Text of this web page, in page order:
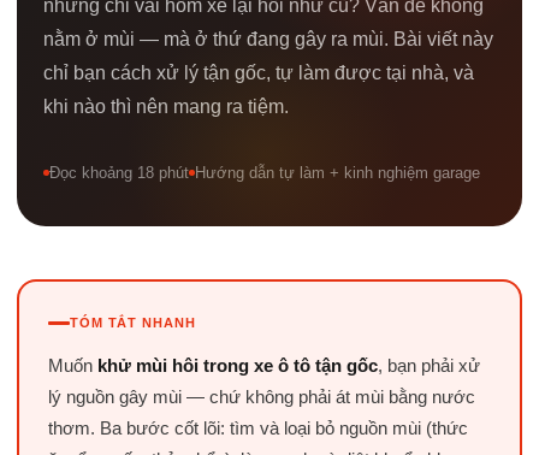
nhưng chỉ vài hôm xe lại hôi như cũ? Vấn đề không
nằm ở mùi — mà ở thứ đang gây ra mùi. Bài viết này
chỉ bạn cách xử lý tận gốc, tự làm được tại nhà, và
khi nào thì nên mang ra tiệm.
Đọc khoảng 18 phút Hướng dẫn tự làm + kinh nghiệm garage
TÓM TẮT NHANH
Muốn khử mùi hôi trong xe ô tô tận gốc, bạn phải xử
lý nguồn gây mùi — chứ không phải át mùi bằng nước
thơm. Ba bước cốt lõi: tìm và loại bỏ nguồn mùi (thức